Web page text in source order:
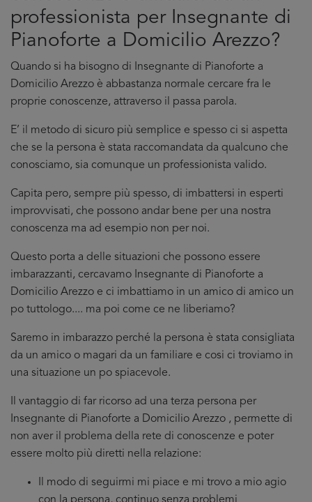
professionista per Insegnante di
Pianoforte a Domicilio Arezzo?
Quando si ha bisogno di Insegnante di Pianoforte a
Domicilio Arezzo è abbastanza normale cercare fra le
proprie conoscenze, attraverso il passa parola.
E’ il metodo di sicuro più semplice e spesso ci si aspetta
che se la persona è stata raccomandata da qualcuno che
conosciamo, sia comunque un professionista valido.
Capita pero, sempre più spesso, di imbattersi in esperti
improvvisati, che possono andar bene per una nostra
conoscenza ma ad esempio non per noi.
Questo porta a delle situazioni che possono essere
imbarazzanti, cercavamo Insegnante di Pianoforte a
Domicilio Arezzo e ci imbattiamo in un amico di amico un
po tuttologo.... ma poi come ce ne liberiamo?
Saremo in imbarazzo perché la persona è stata consigliata
da un amico o magari da un familiare e cosi ci troviamo in
una situazione un po spiacevole.
Il vantaggio di far ricorso ad una terza persona per
Insegnante di Pianoforte a Domicilio Arezzo , permette di
non aver il problema della rete di conoscenze e poter
essere molto più diretti nella relazione:
Il modo di seguirmi mi piace e mi trovo a mio agio